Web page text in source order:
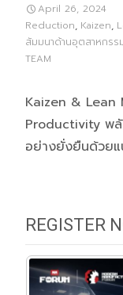
April 26, 2024
Reduction, Kaizen,
สัมมนาด้านอุตสาหกรร
TEAM
Kaizen &
Productivity พ
อย่างยั่งยืนด้วยแน
REGISTER